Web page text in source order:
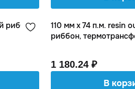
риббон,
110 мм х 74 п.м. resin
риббон,
1 180.24 ₽
В